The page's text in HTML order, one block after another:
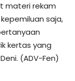
materi rekam
saja,
kertas yang
(ADV-Fen)